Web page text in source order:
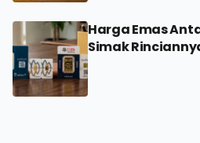
Harga Emas
Simak